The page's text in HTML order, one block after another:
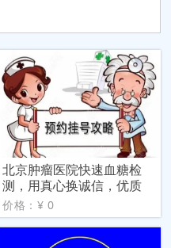
北京肿瘤医院快速血糖检
测，用真心换诚信，优质
价格：¥ 0